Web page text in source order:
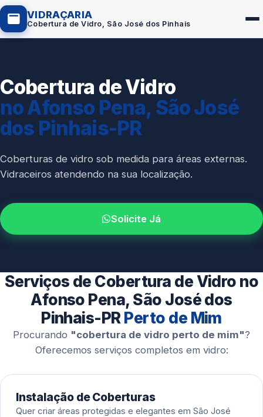
VIDRAÇARIA
Cobertura de Vidro, São José dos Pinhais
Box de Vidro
Portas em Vidro
Guarda-Corpo
Espelho Sob Medida
Fachada de Vidro
Esquadrias de Alumínio
Cobertura de Vidro
no Afonso Pena, São José
dos Pinhais-PR
Coberturas de vidro sob medida para áreas externas.
Vidraceiros atendendo na sua localização.
Solicite Já
Serviços de Cobertura de Vidro no
Afonso Pena, São José dos
Pinhais-PR Perto de Mim
Procurando "cobertura de vidro perto de mim"?
Oferecemos serviços completos em vidro:
Instalação de Coberturas
Quer criar áreas protegidas e elegantes em São José